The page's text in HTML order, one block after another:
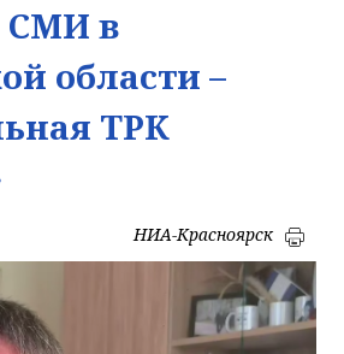
СМИ в
области –
ТРК
НИА-Красноярск